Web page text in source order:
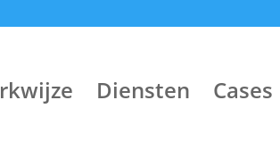
Diensten Cases